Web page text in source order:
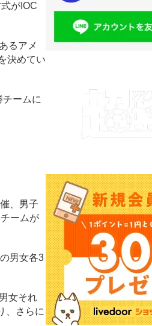
がIOC
るアメ
決めてい
ームに
、男子
ームが
男女各3
女それ
、さらに